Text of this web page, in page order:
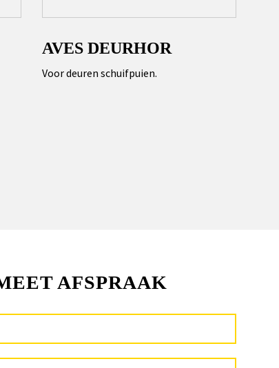
AVES DEURHOR
Voor deuren schuifpuien.
AFSPRAAK